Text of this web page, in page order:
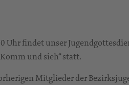
Uhr findet unser
und sieh“ statt.
Mitglieder der